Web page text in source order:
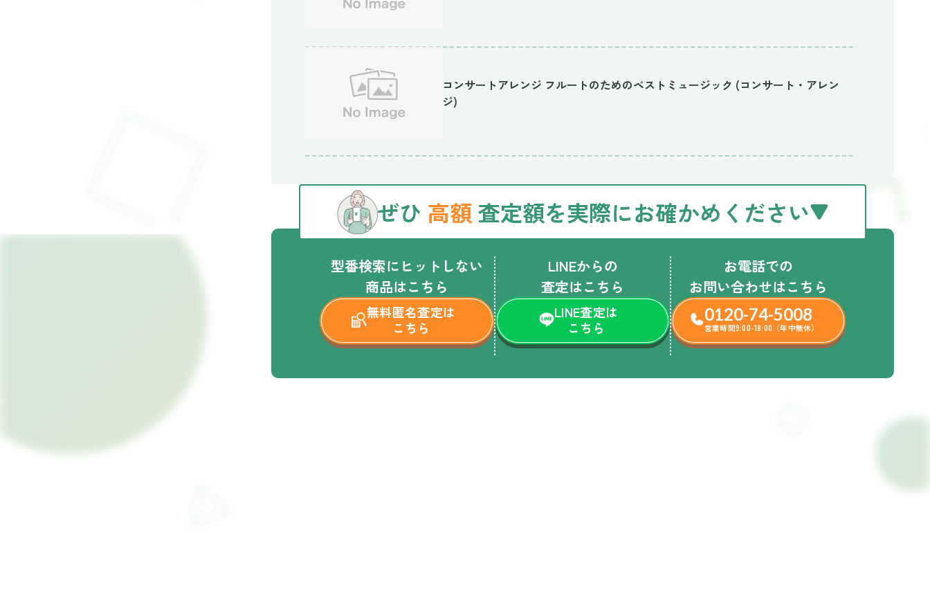
コンサートアレンジ フルートのためのベストミュージック (コンサート・アレン
ジ)
型番検索にヒットしない
商品はこちら
無料匿名査定は
こちら
LINEからの
査定はこちら
LINE査定は
こちら
お電話での
お問い合わせはこちら
0120-74-5008
営業時間9:00-18:00（年中無休）
ぜひ 高額 査定額を実際にお確かめください